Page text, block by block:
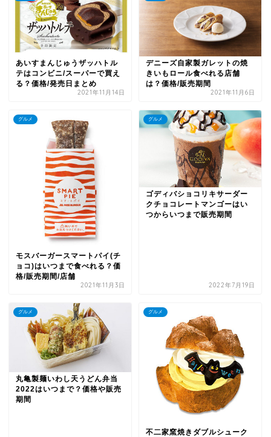
あいすまんじゅうザッハトル
テはコンビニ/スーパーで買え
る？価格/発売日まとめ
2021年11月14日
デニーズ自家製ガレットの焼
きいもロール食べれる店舗
は？価格/販売期間
2021年11月6日
グルメ
モスバーガースマートパイ(チ
ョコ)はいつまで食べれる？価
格/販売期間/店舗
2021年11月3日
グルメ
ゴディバショコリキサーダー
クチョコレートマンゴーはい
つからいつまで販売期間
2022年7月19日
グルメ
丸亀製麺いわし天うどん弁当
2022はいつまで？価格や販売
期間
グルメ
不二家窯焼きダブルシューク